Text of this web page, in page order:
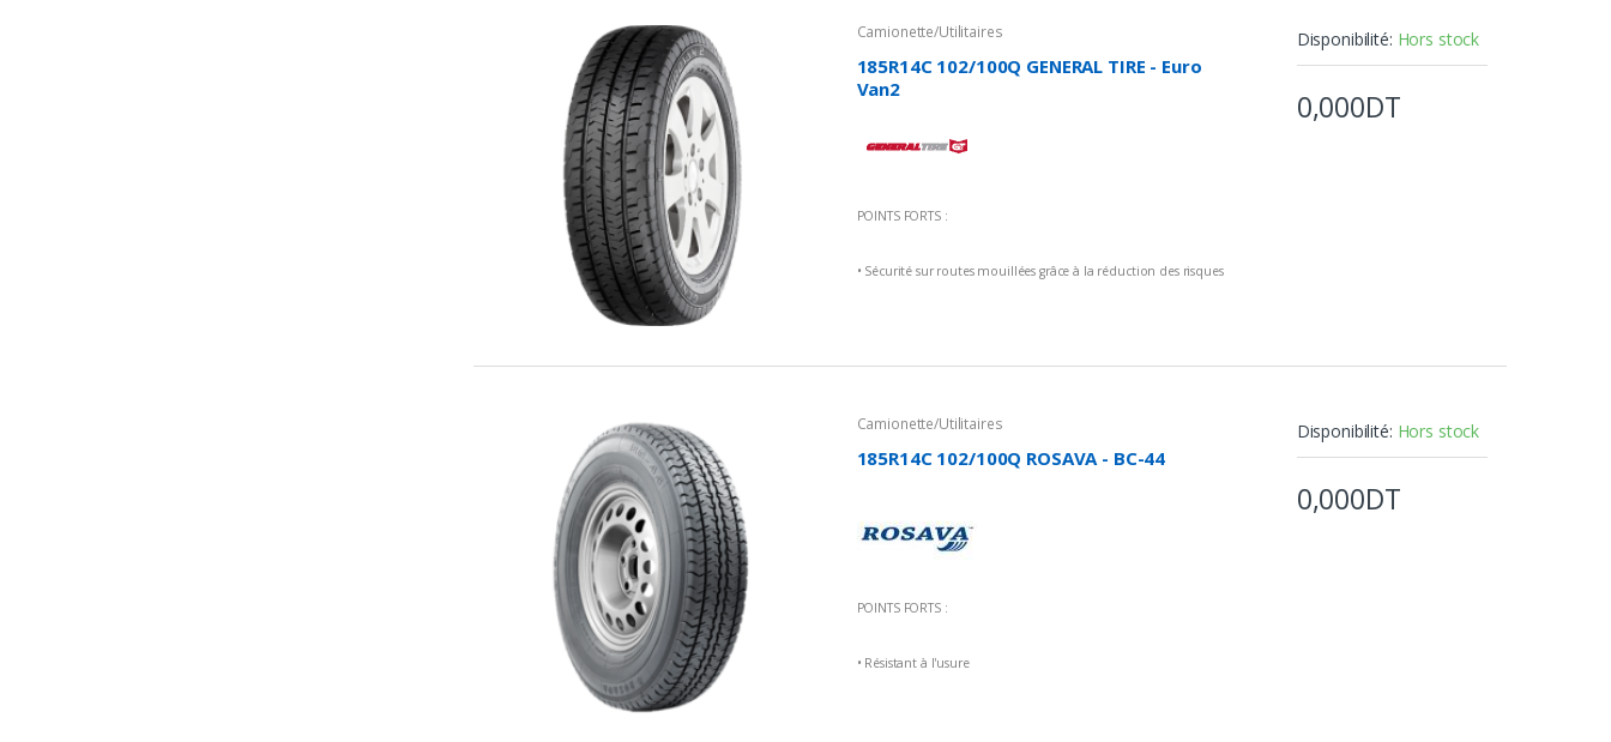
Camionette/Utilitaires
185R14C 102/100Q GENERAL TIRE - Euro
Van2
POINTS FORTS :
• Sécurité sur routes mouillées grâce à la réduction des risques
Disponibilité: Hors stock
0,000DT
Camionette/Utilitaires
185R14C 102/100Q ROSAVA - BC-44
POINTS FORTS :
• Résistant à l'usure
Disponibilité: Hors stock
0,000DT